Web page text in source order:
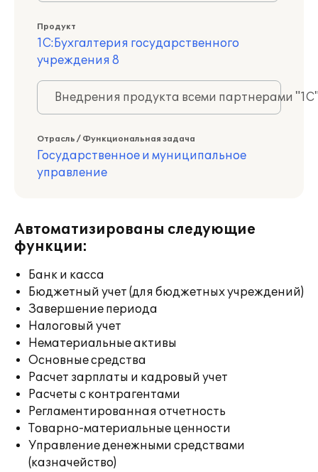
Продукт
1С:Бухгалтерия государственного
учреждения 8
Внедрения продукта всеми партнерами
Отрасль / Функциональная задача
Государственное и муниципальное
управление
Автоматизированы следующие
функции:
Банк и касса
Бюджетный учет (для бюджетных учреждений)
Завершение периода
Налоговый учет
Нематериальные активы
Основные средства
Расчет зарплаты и кадровый учет
Расчеты с контрагентами
Регламентированная отчетность
Товарно-материальные ценности
Управление денежными средствами
(казначейство)